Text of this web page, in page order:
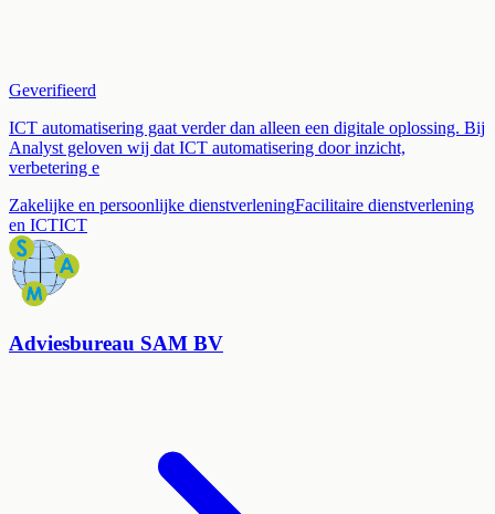
Geverifieerd
ICT automatisering gaat verder dan alleen een digitale oplossing. Bij
Analyst geloven wij dat ICT automatisering door inzicht,
verbetering e
Zakelijke en persoonlijke dienstverleningFacilitaire dienstverlening
en ICTICT
Adviesbureau SAM BV